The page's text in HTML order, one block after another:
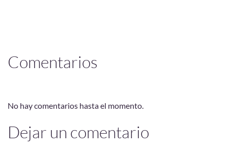
Comentarios
No hay comentarios hasta el momento.
Dejar un comentario